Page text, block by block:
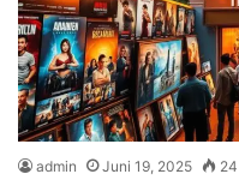
admin Juni 19, 2025 24